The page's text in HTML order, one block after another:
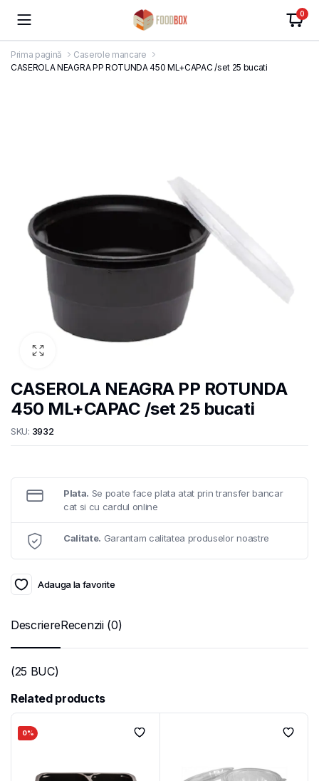
0
Prima pagină
Caserole mancare
CASEROLA NEAGRA PP ROTUNDA 450 ML+CAPAC /set 25 bucati
CASEROLA NEAGRA PP ROTUNDA
450 ML+CAPAC /set 25 bucati
SKU: 3932
Plata. Se poate face plata atat prin transfer bancar
cat si cu cardul online
Calitate. Garantam calitatea produselor noastre
Adauga la favorite
DescriereRecenzii (0)
(25 BUC)
Related products
0%